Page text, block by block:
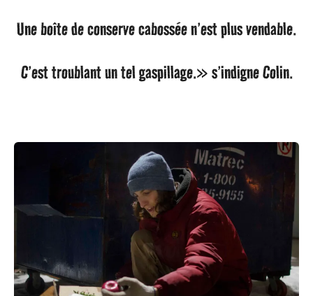
Une boîte de conserve cabossée n’est plus vendable.
C’est troublant un tel gaspillage.» s’indigne Colin.